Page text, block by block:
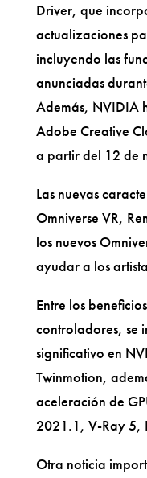
Driver, que
actualizaciones
incluyendo las
anunciadas
Además, NVIDIA
Adobe Creative
a partir del 12 de
Las nuevas
Omniverse VR,
los nuevos
ayudar a los
Entre los
controladores, se
significativo en
Twinmotion,
aceleración de
2021.1, V-Ray 5,
Otra noticia